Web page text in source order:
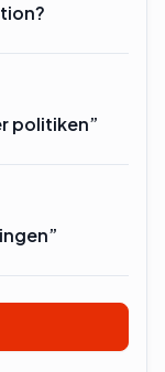
politiken”